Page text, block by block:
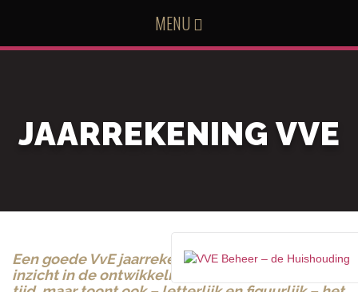
MENU
JAARREKENING VVE
Een goede VvE jaarrekening geeft niet alleen
inzicht in de ontwikkeling van uitgaven in de